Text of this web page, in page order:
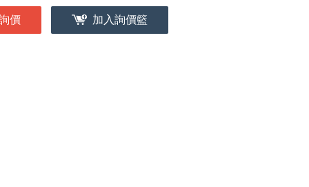
價 加入詢價籃